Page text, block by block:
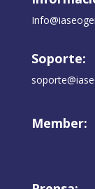
Soporte:
Member: